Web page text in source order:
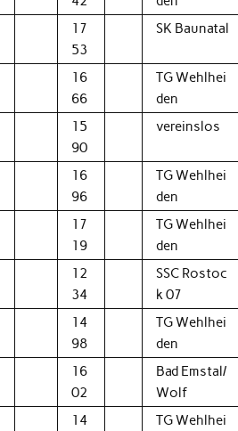
17
53
SK Baunatal
16
66
TG Wehlhei
den
15
90
vereinslos
16
96
TG Wehlhei
den
17
19
TG Wehlhei
den
12
34
SSC Rostoc
k 07
14
98
TG Wehlhei
den
16
02
Bad Emstal/
Wolf
14 TG Wehlhei